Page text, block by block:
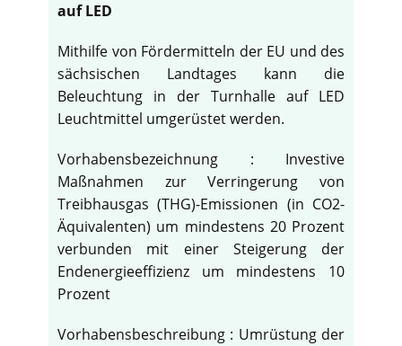
auf LED
Mithilfe von Fördermitteln der EU und des
sächsischen Landtages kann die
Beleuchtung in der Turnhalle auf LED
Leuchtmittel umgerüstet werden.
Vorhabensbezeichnung : Investive
Maßnahmen zur Verringerung von
Treibhausgas (THG)-Emissionen (in CO2-
Äquivalenten) um mindestens 20 Prozent
verbunden mit einer Steigerung der
Endenergieeffizienz um mindestens 10
Prozent
Vorhabensbeschreibung : Umrüstung der